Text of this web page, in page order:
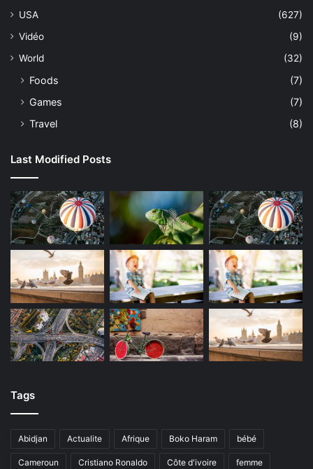
USA
(627)
Vidéo
(9)
World
(32)
Foods
(7)
Games
(7)
Travel
(8)
Last Modified Posts
Tags
Abidjan Actualite Afrique Boko Haram bébé
Cameroun Cristiano Ronaldo Côte d'ivoire femme